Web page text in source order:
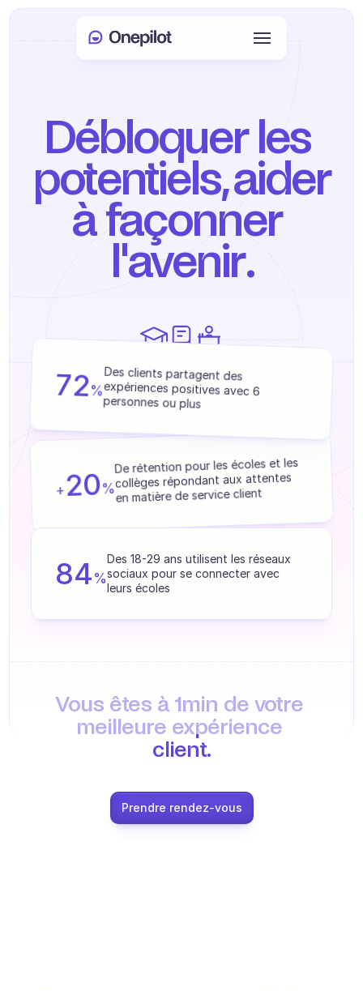
SERVICES
Service client
Ventes et fidélisation
Onboarding agent
Formation agent
Base de connaissances
Ticket Center
IA
Planification
Intégrations
Plateforme C2C
Ecommerce
Fintech
Prendre rendez-vous
Débloquer les
potentiels, aider
à façonner
l'avenir.
Nous aidons 250+ marques à obtenir des
résultats mesurables.
+20%
De rétention pour les écoles et les
collèges répondant aux attentes
en matière de service client
84 %
Des 18-29 ans utilisent les réseaux
sociaux pour se connecter avec
leurs écoles
72%
personnes ou plus
Vous êtes à 1min de votre
meilleure expérience
client.
Prendre rendez-vous